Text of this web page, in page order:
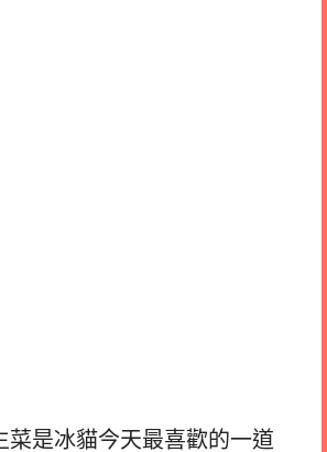
菜是冰貓今天最喜歡的一道